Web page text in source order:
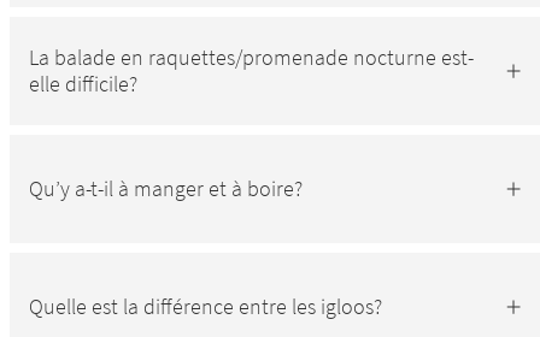
La balade en raquettes/promenade nocturne est-
elle difficile?
Qu’y a-t-il à manger et à boire?
Quelle est la différence entre les igloos?